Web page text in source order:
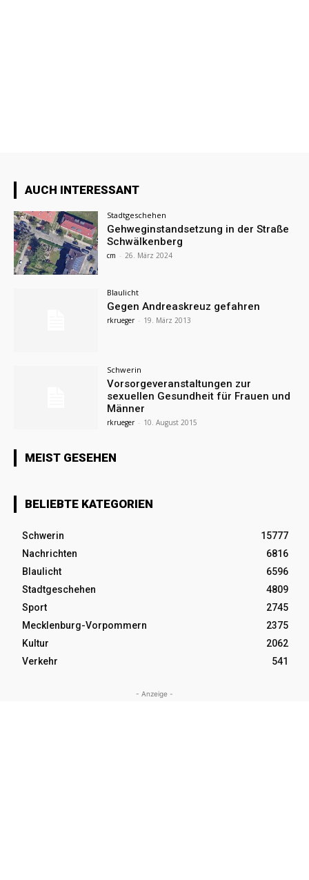
AUCH INTERESSANT
Stadtgeschehen
Gehweginstandsetzung in der Straße
Schwälkenberg
cm - 26. März 2024
Blaulicht
Gegen Andreaskreuz gefahren
rkrueger - 19. März 2013
Schwerin
Vorsorgeveranstaltungen zur
sexuellen Gesundheit für Frauen und
Männer
rkrueger - 10. August 2015
MEIST GESEHEN
BELIEBTE KATEGORIEN
Schwerin
15777
Nachrichten
6816
Blaulicht
6596
Stadtgeschehen
4809
Sport
2745
Mecklenburg-Vorpommern
2375
Kultur
2062
Verkehr
541
- Anzeige -